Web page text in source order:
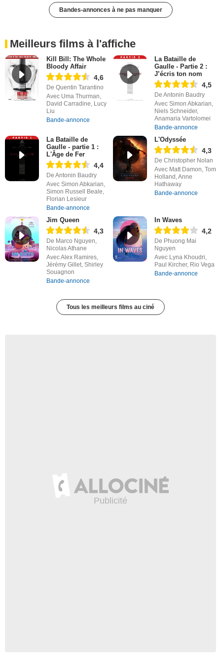
Bandes-annonces à ne pas manquer
Meilleurs films à l'affiche
Kill Bill: The Whole
Bloody Affair
4,6
De Quentin Tarantino
Avec Uma Thurman,
David Carradine, Lucy
Liu
Bande-annonce
La Bataille de
Gaulle - Partie 2 :
J’écris ton nom
4,5
De Antonin Baudry
Avec Simon Abkarian,
Niels Schneider,
Anamaria Vartolomei
Bande-annonce
La Bataille de
Gaulle - partie 1 :
L'Âge de Fer
4,4
De Antonin Baudry
Avec Simon Abkarian,
Simon Russell Beale,
Florian Lesieur
Bande-annonce
L'Odyssée
4,3
De Christopher Nolan
Avec Matt Damon, Tom
Holland, Anne
Hathaway
Bande-annonce
Jim Queen
4,3
De Marco Nguyen,
Nicolas Athane
Avec Alex Ramires,
Jérémy Gillet, Shirley
Souagnon
Bande-annonce
In Waves
4,2
De Phuong Mai
Nguyen
Avec Lyna Khoudri,
Paul Kircher, Rio Vega
Bande-annonce
Tous les meilleurs films au ciné